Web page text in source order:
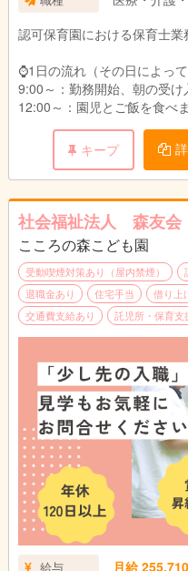
・4年生大
・2年制短大
給与詳細：
・基本給：
・処遇改善
・処遇改善
・処遇改善
・大分市加
・固定残業
※固定残業代
15時間分を
※上記手当に
する場合あり
・役職手当
任、フロア
・通勤手当
車:上限
・こども手
降は毎月
・家賃手当
限20,000円
＿＿＿＿＿
昇給：年1
賞与：年2
シフト例：
・6:45～
・8:00～
・9:00～
・10:00～
・11:00～
※土曜日出勤
認可保育園における保育士業
⌚1日の流れ（その日によって
9:00～：勤務開始、朝の受け
12:00～：園児とご飯を食べま
14:00～：午睡見守り
15:00～：おやつの配膳
17:00～：降園、引き渡し
18:00：勤務終了
★昼食350円（おやつ付き）
★動きやすい服装で勤務OK!
★実地試験なし
※仕事内容の変更範囲（法人
キープ
社会福祉法人 森友会
こころの森こども園
受動喫煙対策あり（屋内禁煙）
退職金あり
住宅手当 借り上
交通費支給あり
託児所・保育支
給与 月給